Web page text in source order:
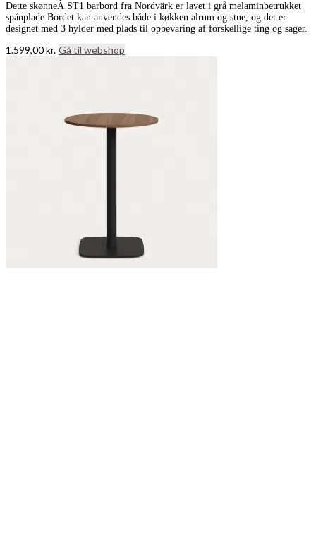
Dette skønneÂ ST1 barbord fra Nordvärk er lavet i grå melaminbetrukket
spånplade.Bordet kan anvendes både i køkken alrum og stue, og det er
designet med 3 hylder med plads til opbevaring af forskellige ting og sager.
1.599,00kr. Gå til webshop